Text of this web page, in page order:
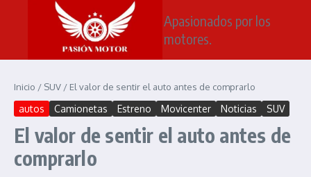
Saltar al contenido
Apasionados por los
motores.
Inicio / SUV / El valor de sentir el auto antes de comprarlo
autos Camionetas Estreno Movicenter Noticias SUV
El valor de sentir el auto antes de
comprarlo